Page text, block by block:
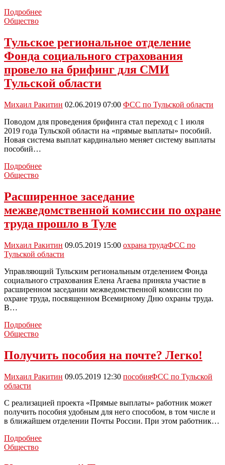
ПодробнееФонд
разъяснения
об
оформлении
«больничного»
для
65+
Общество
Тульское региональное отделение
Фонда социального страхования
провело на брифинг для СМИ
Тульской области
Михаил Ракитин 02.06.2019 07:00 ФСС по Тульской области
Поводом для проведения брифинга стал переход с 1 июля
2019 года Тульской области на «прямые выплаты» пособий.
Новая система выплат кардинально меняет систему выплаты
пособий…
ПодробнееТульское
социального
страхования
на
для
СМИ
области
Общество
Расширенное заседание
межведомственной комиссии по охране
труда прошло в Туле
Михаил Ракитин 09.05.2019 15:00 охрана трудаФСС по
Тульской области
Управляющий Тульским региональным отделением Фонда
социального страхования Елена Агаева приняла участие в
расширенном заседании межведомственной комиссии по
охране труда, посвященном Всемирному Дню охраны труда.
В…
ПодробнееРасширенное
по
труда
Туле
Общество
Получить пособия на почте? Легко!
Михаил Ракитин 09.05.2019 12:30 пособияФСС по Тульской
области
С реализацией проекта «Прямые выплаты» работник может
получить пособия удобным для него способом, в том числе и
в ближайшем отделении Почты России. При этом работник…
ПодробнееПолучить
Общество